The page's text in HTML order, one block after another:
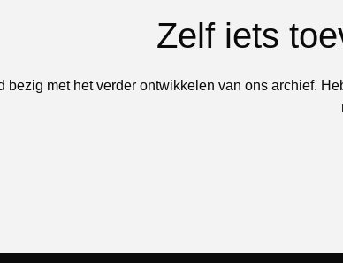
Zelf iets
bezig met het verder ontwikkelen van ons archief.